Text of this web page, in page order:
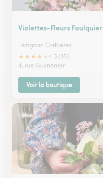
Violettes-Fleurs Foulquier
Lezignan Corbieres
★★★★
4.3 (35)
4, rue Guynemer
Voir la boutique